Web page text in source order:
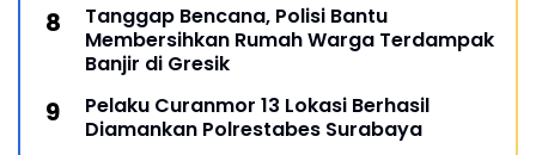
Tanggap Bencana, Polisi Bantu
Membersihkan Rumah Warga Terdampak
Banjir di Gresik
Pelaku Curanmor 13 Lokasi Berhasil
Diamankan Polrestabes Surabaya